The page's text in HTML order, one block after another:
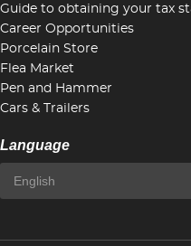
Guide to obtaining your tax
Career Opportunities
Porcelain Store
Flea Market
Pen and Hammer
Cars & Trailers
Language